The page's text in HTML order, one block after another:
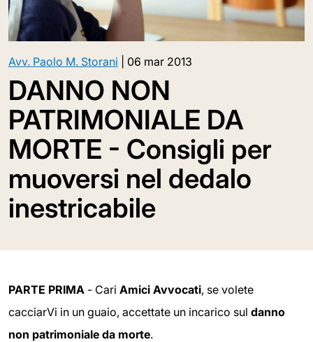
Avv. Paolo M. Storani 06 mar 2013
DANNO NON
PATRIMONIALE DA
MORTE - Consigli per
muoversi nel dedalo
inestricabile
PARTE PRIMA - Cari Amici Avvocati, se volete
cacciarVi in un guaio, accettate un incarico sul danno
non patrimoniale da morte.